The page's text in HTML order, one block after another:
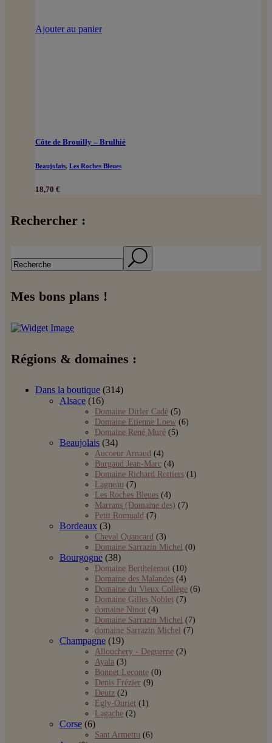
Ajouter au panier
Côte de Brouilly – Brulhié
Beaujolais, Les Roches Bleues
18,70 €
Rechercher :
Mes bons plans !
Régions & domaines :
Dans la boutique (314)
Alsace (16)
Domaine Dirler Cadé (5)
Domaine Etienne Loew (6)
Domaine René Muré (5)
Beaujolais (34)
Aucoeur Arnaud (4)
Burgaud Jean-Marc (4)
Domaine Richard Rottiers (1)
Lagneau (7)
Les Roches Bleues (4)
Marrans (Domaine des) (7)
Petit Romuald (7)
Bordeaux (3)
Cheval Quancard (3)
Domaine Sarrazin Michel (0)
Bourgogne (38)
Domaine Berthelemot (10)
Domaine des Malandes (4)
Domaine du Vieux Collège (6)
Domaine Gilles Noblet (7)
domaine Ninot (4)
Domaine Sarrazin Michel (7)
domaine Sarrazin Michel (7)
Champagne (19)
Allouchery - Deguerne (2)
Ayala (3)
Bonnet Leconte (0)
Denis Frézier (9)
Deutz (2)
Egly-Ouriet (1)
Lagache (2)
Corse (6)
Sant Armettu (6)